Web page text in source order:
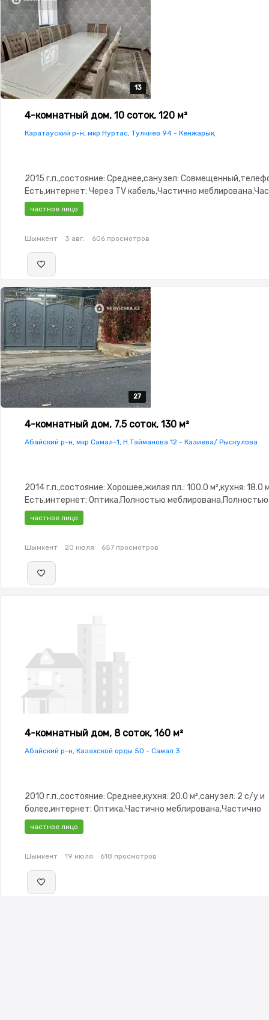
13
13
13
13
13
4-комнатный дом, 10 соток, 120 м²
Каратауский р-н, мкр Нуртас, Тулкиев 94 - Кенжарық
2015 г.п.,состояние: Среднее,санузел:
Есть,интернет: Через TV кабель,Частично
меблирована,потолки: 2.9,Видеонаблюдение,Пластиковые
окна,Навес,Сад,Хозпостройки
частное лицо
Шымкент 3 авг. 606 просмотров
27
27
27
27
27
4-комнатный дом, 7.5 соток, 130 м²
Абайский р-н, мкр Самал-1, Н.Тайманова 12 - Казиева/ Рыскулова
2014 г.п.,состояние: Хорошее,жилая пл.: 100.0 м²,кухня: 18.0
Есть,интернет: Оптика,Полностью меблирована,Полностью
меблирована,потолки: 3.0,Решетки на
окнах,Видеонаблюдение,Пластиковые
частное лицо
Шымкент 20 июля 657 просмотров
4-комнатный дом, 8 соток, 160 м²
Абайский р-н, Казахской орды 50 - Самал 3
2010 г.п.,состояние: Среднее,кухня: 20.0 м²,санузел: 2 с/у и
более,интернет: Оптика,Частично меблирована,Частично
меблирована,Решетки на
окна,Сад,Хозпостройки
частное лицо
Шымкент 19 июля 618 просмотров